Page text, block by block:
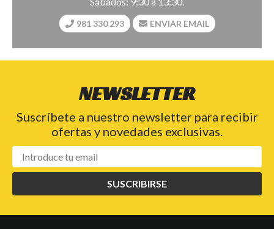
981 330 293 ENVIAR EMAIL
NEWSLETTER
Suscríbete a nuestro newsletter para recibir
ofertas y novedades exclusivas.
SUSCRIBIRSE